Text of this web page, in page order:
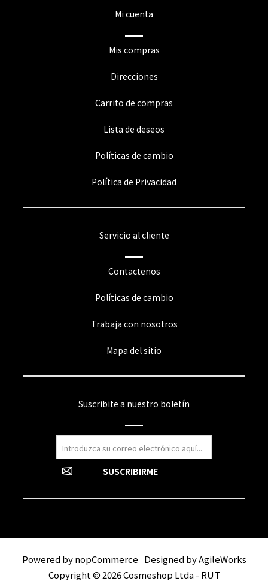
Mi cuenta
Mis compras
Direcciones
Carrito de compras
Lista de deseos
Políticas de cambio
Política de Privacidad
Servicio al cliente
Contactenos
Políticas de cambio
Trabaja con nosotros
Mapa del sitio
Suscribite a nuestro boletín
Powered bynopCommerce Designed byAgileWorks
Copyright © 2026 Cosmeshop Ltda - RUT